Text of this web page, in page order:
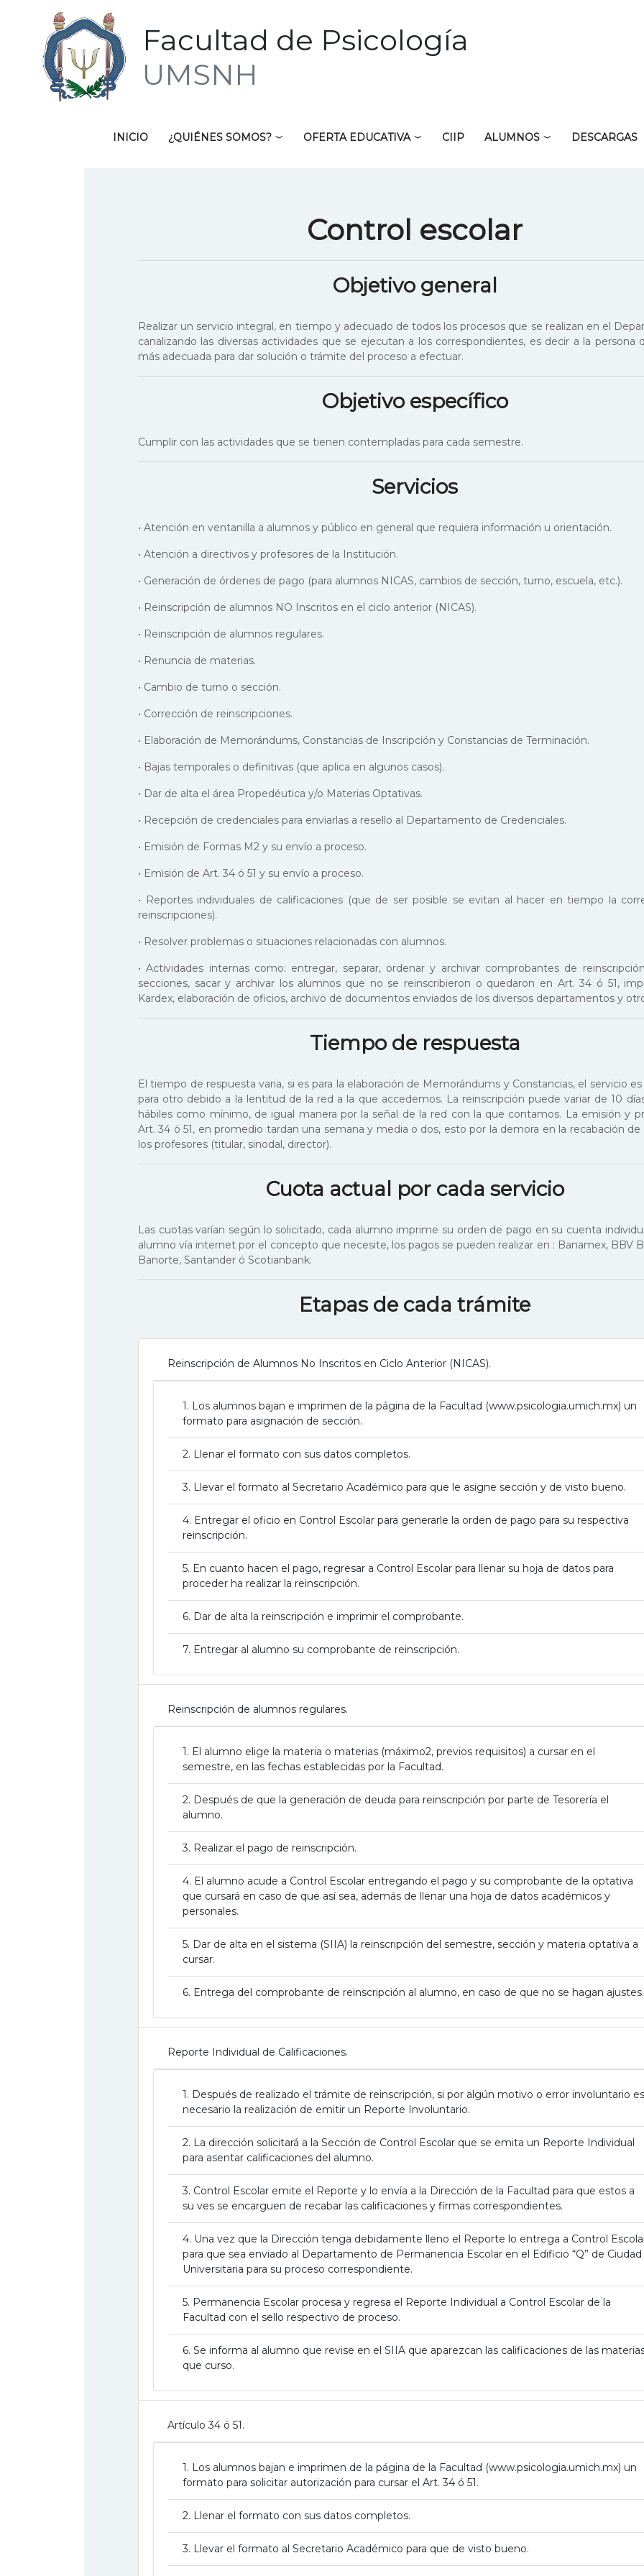
Facultad de Psicología
UMSNH
INICIO ¿QUIÉNES SOMOS? OFERTA EDUCATIVA CIIP ALUMNOS DESCARGAS
Control escolar
Objetivo general
Realizar un servicio integral, en tiempo y adecuado de todos los procesos que se realizan en el
canalizando las diversas actividades que se ejecutan a los correspondientes, es decir a la persona
más adecuada para dar solución o trámite del proceso a efectuar.
Objetivo específico
Cumplir con las actividades que se tienen contempladas para cada semestre.
Servicios
• Atención en ventanilla a alumnos y público en general que requiera información u orientación.
• Atención a directivos y profesores de la Institución.
• Generación de órdenes de pago (para alumnos NICAS, cambios de sección, turno, escuela, etc.).
• Reinscripción de alumnos NO Inscritos en el ciclo anterior (NICAS).
• Reinscripción de alumnos regulares.
• Renuncia de materias.
• Cambio de turno o sección.
• Corrección de reinscripciones.
• Elaboración de Memorándums, Constancias de Inscripción y Constancias de Terminación.
• Bajas temporales o definitivas (que aplica en algunos casos).
• Dar de alta el área Propedéutica y/o Materias Optativas.
• Recepción de credenciales para enviarlas a resello al Departamento de Credenciales.
• Emisión de Formas M2 y su envío a proceso.
• Emisión de Art. 34 ó 51 y su envío a proceso.
• Reportes individuales de calificaciones (que de ser posible se evitan al hacer en tiempo la
reinscripciones).
• Resolver problemas o situaciones relacionadas con alumnos.
• Actividades internas como: entregar, separar, ordenar y archivar comprobantes de
secciones, sacar y archivar los alumnos que no se reinscribieron o quedaron en Art. 34 ó 51,
Kardex, elaboración de oficios, archivo de documentos enviados de los diversos departamentos y
Tiempo de respuesta
El tiempo de respuesta varia, si es para la elaboración de Memorándums y Constancias, el servicio
para otro debido a la lentitud de la red a la que accedemos. La reinscripción puede variar de 10
hábiles como mínimo, de igual manera por la señal de la red con la que contamos. La emisión y
Art. 34 ó 51, en promedio tardan una semana y media o dos, esto por la demora en la recabación
los profesores (titular, sinodal, director).
Cuota actual por cada servicio
Las cuotas varían según lo solicitado, cada alumno imprime su orden de pago en su cuenta
alumno vía internet por el concepto que necesite, los pagos se pueden realizar en : Banamex, BBV
Banorte, Santander ó Scotianbank.
Etapas de cada trámite
Reinscripción de Alumnos No Inscritos en Ciclo Anterior (NICAS).
1. Los alumnos bajan e imprimen de la página de la Facultad (www.psicologia.umich.mx) un
formato para asignación de sección.
2. Llenar el formato con sus datos completos.
3. Llevar el formato al Secretario Académico para que le asigne sección y de visto bueno.
4. Entregar el oficio en Control Escolar para generarle la orden de pago para su respectiva
reinscripción.
5. En cuanto hacen el pago, regresar a Control Escolar para llenar su hoja de datos para
proceder ha realizar la reinscripción.
6. Dar de alta la reinscripción e imprimir el comprobante.
7. Entregar al alumno su comprobante de reinscripción.
Reinscripción de alumnos regulares.
1. El alumno elige la materia o materias (máximo2, previos requisitos) a cursar en el
semestre, en las fechas establecidas por la Facultad.
2. Después de que la generación de deuda para reinscripción por parte de Tesorería el
alumno.
3. Realizar el pago de reinscripción.
4. El alumno acude a Control Escolar entregando el pago y su comprobante de la optativa
que cursará en caso de que así sea, además de llenar una hoja de datos académicos y
personales.
5. Dar de alta en el sistema (SIIA) la reinscripción del semestre, sección y materia optativa a
cursar.
6. Entrega del comprobante de reinscripción al alumno, en caso de que no se hagan ajustes.
Reporte Individual de Calificaciones.
1. Después de realizado el trámite de reinscripción, si por algún motivo o error involuntario es
necesario la realización de emitir un Reporte Involuntario.
2. La dirección solicitará a la Sección de Control Escolar que se emita un Reporte Individual
para asentar calificaciones del alumno.
3. Control Escolar emite el Reporte y lo envía a la Dirección de la Facultad para que estos a
su ves se encarguen de recabar las calificaciones y firmas correspondientes.
4. Una vez que la Dirección tenga debidamente lleno el Reporte lo entrega a Control
para que sea enviado al Departamento de Permanencia Escolar en el Edificio “Q” de Ciudad
Universitaria para su proceso correspondiente.
5. Permanencia Escolar procesa y regresa el Reporte Individual a Control Escolar de la
Facultad con el sello respectivo de proceso.
6. Se informa al alumno que revise en el SIIA que aparezcan las calificaciones de las
que curso.
Artículo 34 ó 51.
1. Los alumnos bajan e imprimen de la página de la Facultad (www.psicologia.umich.mx) un
formato para solicitar autorización para cursar el Art. 34 ó 51.
2. Llenar el formato con sus datos completos.
3. Llevar el formato al Secretario Académico para que de visto bueno.